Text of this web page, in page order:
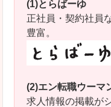
(1)とらばーゆ
正社員・契約社員
豊富。
(2)エン転職ウーマ
求人情報の掲載が